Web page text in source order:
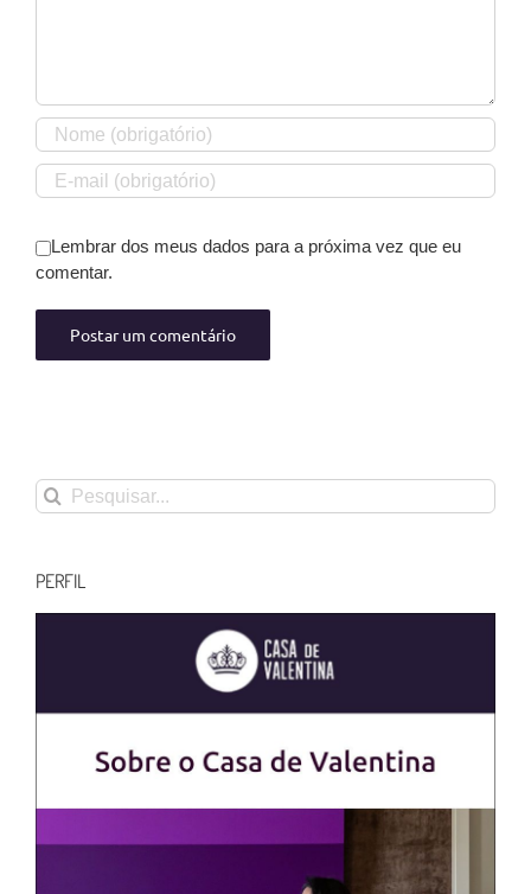
Lembrar dos meus dados para a próxima vez que eu
comentar.
Buscar
resultados
PERFIL